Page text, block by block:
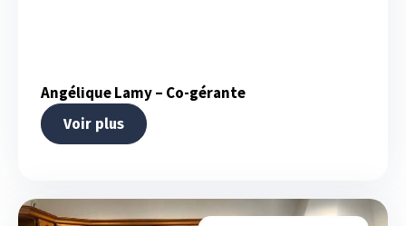
Angélique Lamy – Co-gérante
Voir plus